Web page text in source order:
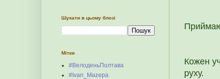
Кожен
руху.
Шукати в цьому блозі
Мітки
#ВелоденьПолтава
#Ivan_Mazepa